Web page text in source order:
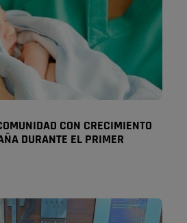
CON CRECIMIENTO
DURANTE EL PRIMER